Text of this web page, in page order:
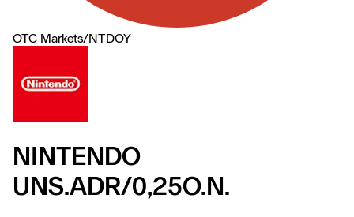
OTC Markets/NTDOY
NINTENDO
UNS.ADR/0,25O.N.